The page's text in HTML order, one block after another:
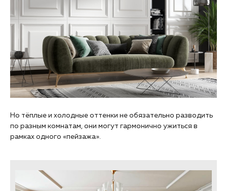
Но тёплые и холодные оттенки не обязательно разводить
по разным комнатам, они могут гармонично ужиться в
рамках одного «‎пейзажа»‎.